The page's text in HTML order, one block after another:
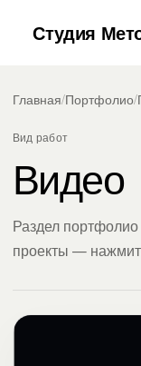
Студия
Главная/Портфолио/
Вид работ
Видео
Раздел
проекты —